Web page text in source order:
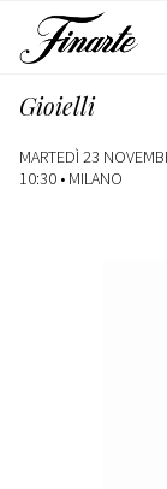
Gioielli
MARTEDÌ 23
10:30 • MILANO